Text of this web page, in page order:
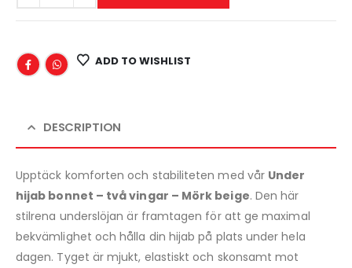
ADD TO WISHLIST
DESCRIPTION
Upptäck komforten och stabiliteten med vår Under
hijab bonnet – två vingar – Mörk beige. Den här
stilrena underslöjan är framtagen för att ge maximal
bekvämlighet och hålla din hijab på plats under hela
dagen. Tyget är mjukt, elastiskt och skonsamt mot